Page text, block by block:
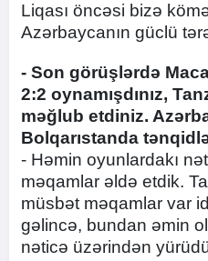
Liqası öncəsi bizə
Azərbaycanın güclü
- Son görüşlərdə
2:2 oynamışdınız,
məğlub etdiniz.
Bolqarıstanda
- Həmin oyunlardakı
məqamlar əldə etdik.
müsbət məqamlar var
gəlincə, bundan əmin
nəticə üzərindən